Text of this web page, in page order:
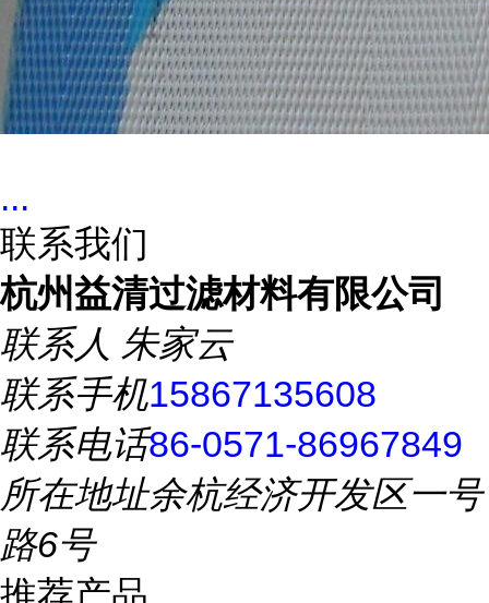
...
联系我们
杭州益清过滤材料有限公司
联系人 朱家云
联系手机15867135608
联系电话86-0571-86967849
所在地址余杭经济开发区一号
路6号
推荐产品